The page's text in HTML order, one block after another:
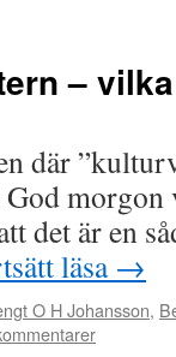
–
där
morgon
det är en
läsa →
O H Johansson,